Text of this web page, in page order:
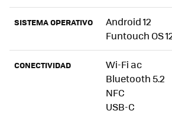
SISTEMA OPERATIVO
Android 12
Funtouch OS
CONECTIVIDAD
Wi-Fi ac
Bluetooth 5.2
NFC
USB-C